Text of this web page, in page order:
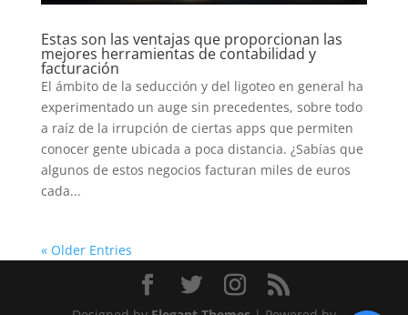
Estas son las ventajas que proporcionan las
mejores herramientas de contabilidad y
facturación
El ámbito de la seducción y del ligoteo en general ha
experimentado un auge sin precedentes, sobre todo
a raíz de la irrupción de ciertas apps que permiten
conocer gente ubicada a poca distancia. ¿Sabías que
algunos de estos negocios facturan miles de euros
cada...
« Older Entries